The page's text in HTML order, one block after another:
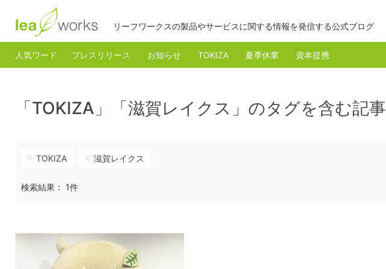
リーフワークスの製品やサービスに関する情報を発信する公式ブログ
人気ワード プレスリリース お知らせ TOKIZA 夏季休業 資本提携
「TOKIZA」「滋賀レイクス」のタグを含む記事
TOKIZA 滋賀レイクス
検索結果： 1件